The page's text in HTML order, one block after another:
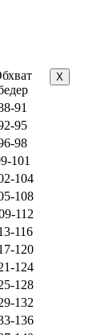
X
91
95
98
101
104
108
112
116
120
124
128
132
136